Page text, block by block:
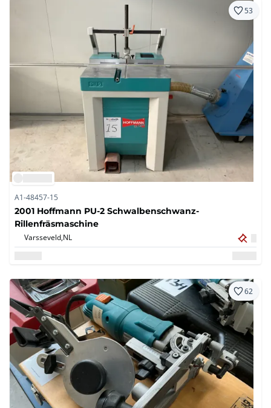
53
A1-48457-15
2001 Hoffmann PU-2 Schwalbenschwanz-
Rillenfräsmaschine
Varsseveld,NL
62